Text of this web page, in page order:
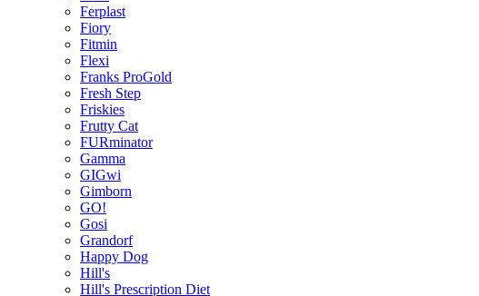
Ferplast
Fiory
Fitmin
Flexi
Franks ProGold
Fresh Step
Friskies
Frutty Cat
FURminator
Gamma
GIGwi
Gimborn
GO!
Gosi
Grandorf
Happy Dog
Hill's
Hill's Prescription Diet